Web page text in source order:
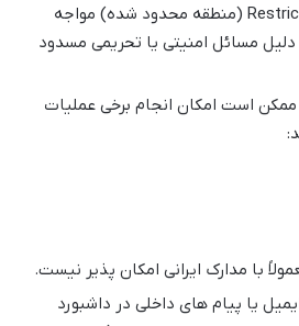
شده)، Account Under Review (حساب در حال بررسی است)، Restricted Region (منطقه محدود شده) مواجه
مسائل امنیتی یا تحریمی مسدود
ممکن است امکان انجام برخی عملیات
یا پیام های داخلی در داشبورد